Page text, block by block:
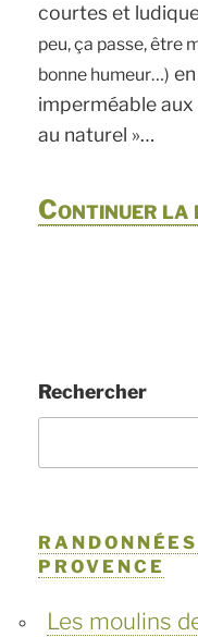
courtes et
peu, ça passe, être
bonne humeur…)
imperméable aux
au naturel »…
Continuer la
Rechercher
PROVENCE
Les moulins